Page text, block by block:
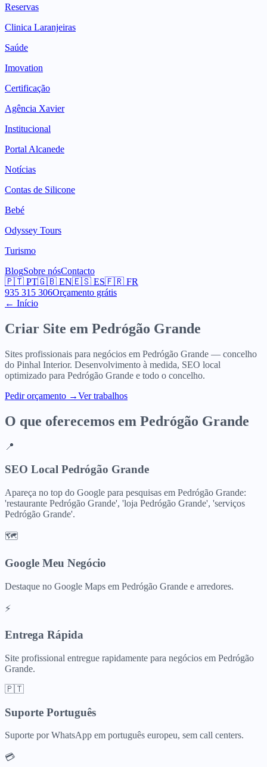
Reservas
Clinica Laranjeiras
Saúde
Imovation
Certificação
Agência Xavier
Institucional
Portal Alcanede
Notícias
Contas de Silicone
Bebé
Odyssey Tours
Turismo
BlogSobre nósContacto
🇵🇹 PT🇬🇧 EN🇪🇸 ES🇫🇷 FR
935 315 306Orçamento grátis
← Início
Criar Site em Pedrógão Grande
Sites profissionais para negócios em Pedrógão Grande — concelho
do Pinhal Interior. Desenvolvimento à medida, SEO local
optimizado para Pedrógão Grande e todo o concelho.
Pedir orçamento →Ver trabalhos
O que oferecemos em Pedrógão Grande
📍
SEO Local Pedrógão Grande
Apareça no top do Google para pesquisas em Pedrógão Grande:
'restaurante Pedrógão Grande', 'loja Pedrógão Grande', 'serviços
Pedrógão Grande'.
🗺️
Google Meu Negócio
Destaque no Google Maps em Pedrógão Grande e arredores.
⚡
Entrega Rápida
Site profissional entregue rapidamente para negócios em Pedrógão
Grande.
🇵🇹
Suporte Português
Suporte por WhatsApp em português europeu, sem call centers.
💳